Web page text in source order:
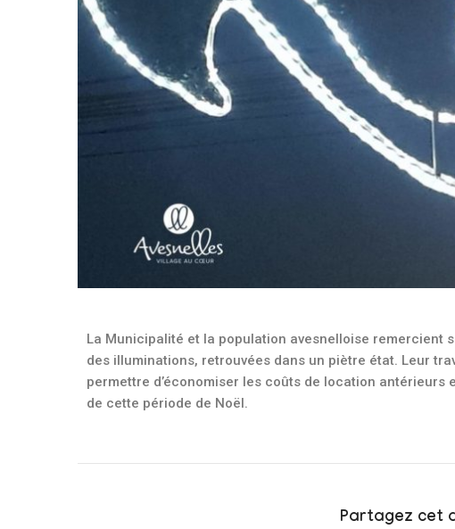
La Municipalité et la population avesnelloise remercient
des illuminations, retrouvées dans un piètre état. Leur
permettre d’économiser les coûts de location
de cette période de Noël.
Partagez cet